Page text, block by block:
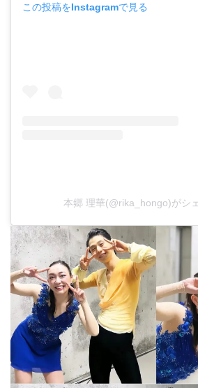
この投稿をInstagramで見る
本郷 理華(@rika_hongo)がシ